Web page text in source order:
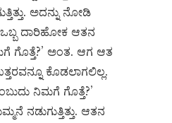
ಅದನ್ನು ನೋಡಿ
ಒಬ್ಬ ದಾರಿಹೋಕ ಆತನ
ಗೊತ್ತೆ?’ ಅಂತ. ಆಗ ಆತ
ಕೊಡಲಾಗಲಿಲ್ಲ.
ನಿಮಗೆ ಗೊತ್ತೆ?’
ನಡುಗುತ್ತಿತ್ತು. ಆತನ